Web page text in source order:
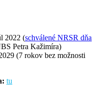
2022 (schválené NRSR dňa
Petra Kažimíra)
(7 rokov bez možnosti
tu